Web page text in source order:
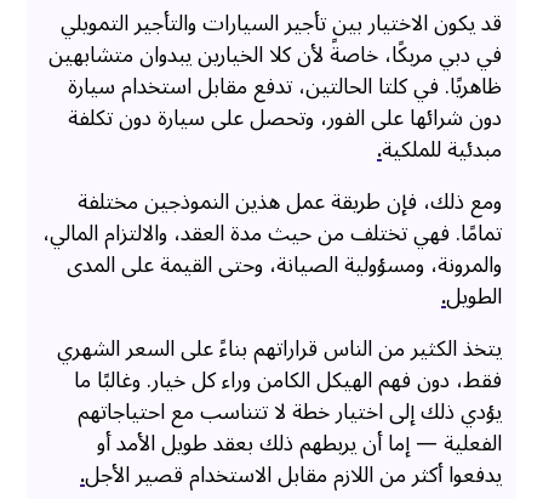
قد يكون الاختيار بين تأجير السيارات والتأجير التمويلي
في دبي مربكًا، خاصةً لأن كلا الخيارين يبدوان متشابهين
ظاهريًا. في كلتا الحالتين، تدفع مقابل استخدام سيارة
دون شرائها على الفور، وتحصل على سيارة دون تكلفة
مبدئية للملكية.
ومع ذلك، فإن طريقة عمل هذين النموذجين مختلفة
تمامًا. فهي تختلف من حيث مدة العقد، والالتزام المالي،
والمرونة، ومسؤولية الصيانة، وحتى القيمة على المدى
الطويل.
يتخذ الكثير من الناس قراراتهم بناءً على السعر الشهري
فقط، دون فهم الهيكل الكامن وراء كل خيار. وغالبًا ما
يؤدي ذلك إلى اختيار خطة لا تتناسب مع احتياجاتهم
الفعلية — إما أن يربطهم ذلك بعقد طويل الأمد أو
يدفعوا أكثر من اللازم مقابل الاستخدام قصير الأجل.